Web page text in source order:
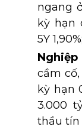
ngang
kỳ hạn
5Y
cầm
kỳ hạn
3.000
thầu tín